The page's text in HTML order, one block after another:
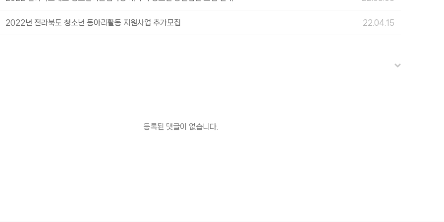
2022년 전라북도 청소년 동아리활동 지원사업 추가모집 22.04.15
등록된 댓글이 없습니다.